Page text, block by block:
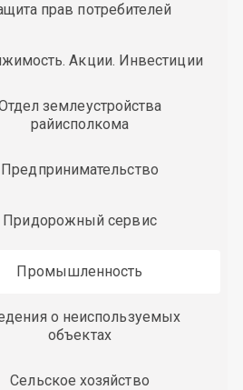
прав потребителей
Акции. Инвестиции
землеустройства
райисполкома
Предпринимательство
Придорожный сервис
Промышленность
о неиспользуемых
объектах
Сельское хозяйство